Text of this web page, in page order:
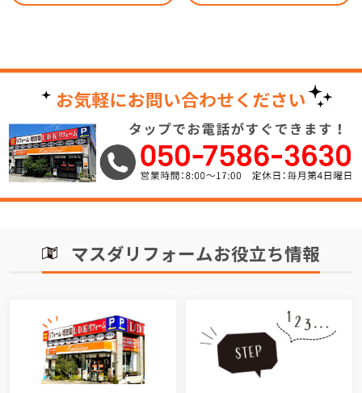
マスダリフォームお役立ち情報